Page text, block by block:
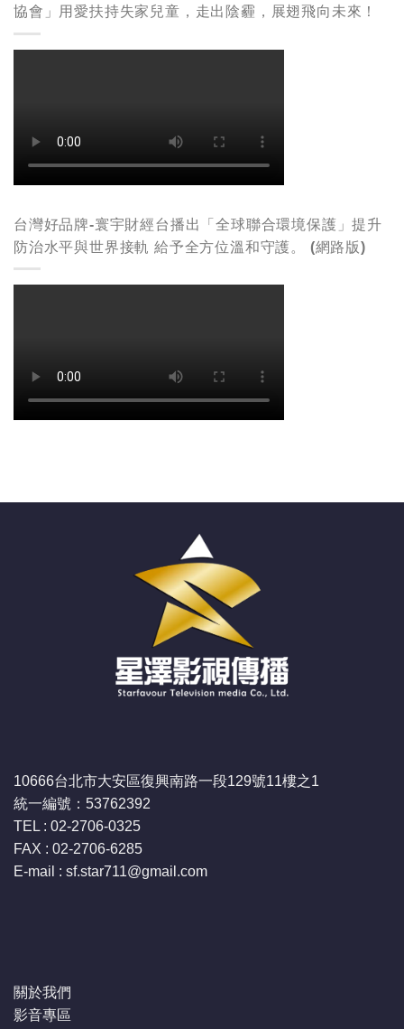
協會」用愛扶持失家兒童，走出陰霾，展翅飛向未來！
台灣好品牌-寰宇財經台播出「全球聯合環境保護」提升
防治水平與世界接軌 給予全方位溫和守護。 (網路版)
10666台北市大安區復興南路一段129號11樓之1
統一編號：53762392
TEL : 02-2706-0325
FAX : 02-2706-6285
E-mail : sf.star711@gmail.com
關於我們
影音專區